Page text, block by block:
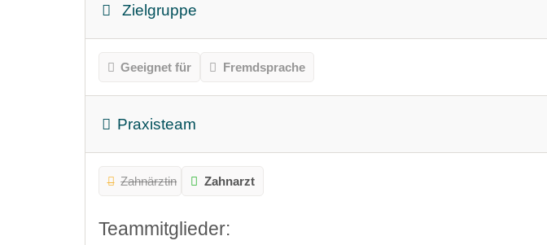
Zielgruppe
Geeignet für Fremdsprache
Praxisteam
Zahnärztin Zahnarzt
Teammitglieder: